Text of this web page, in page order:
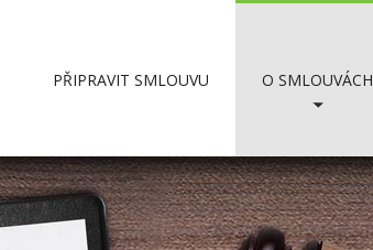
PŘIPRAVIT SMLOUVU O SMLOUVÁCH